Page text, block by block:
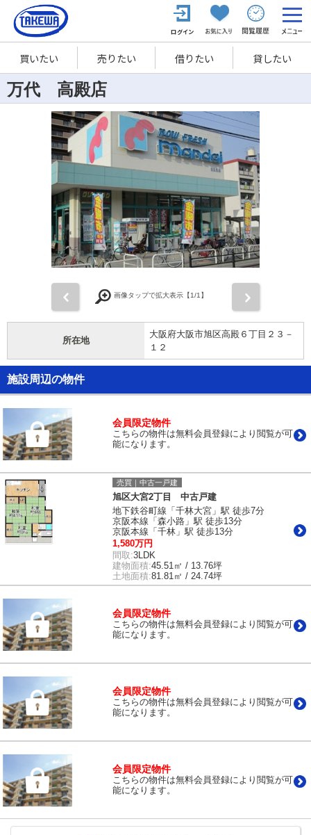
買いたい 売りたい 借りたい 貸したい
万代 高殿店
画像タップで拡大表示【1/1】
所在地
大阪府大阪市旭区高殿６丁目２３－
１２
施設周辺の物件
会員限定物件
こちらの物件は無料会員登録により閲覧が可
能になります。
売買｜中古一戸建
旭区大宮2丁目 中古戸建
地下鉄谷町線「千林大宮」駅 徒歩7分
京阪本線「森小路」駅 徒歩13分
京阪本線「千林」駅 徒歩13分
1,580万円
間取:3LDK
建物面積:45.51㎡ / 13.76坪
土地面積:81.81㎡ / 24.74坪
会員限定物件
こちらの物件は無料会員登録により閲覧が可
能になります。
会員限定物件
こちらの物件は無料会員登録により閲覧が可
能になります。
会員限定物件
こちらの物件は無料会員登録により閲覧が可
能になります。